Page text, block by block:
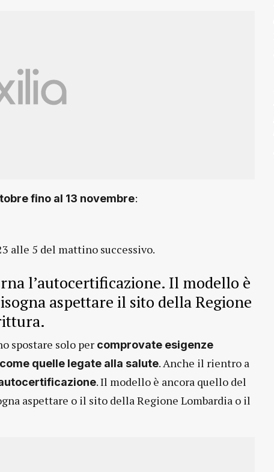
fino al 13 novembre:
alle 5 del mattino successivo.
l’autocertificazione. Il modello è
aspettare il sito della Regione
spostare solo per comprovate esigenze
quelle legate alla salute. Anche il rientro a
. Il modello è ancora quello del
aspettare o il sito della Regione Lombardia o il